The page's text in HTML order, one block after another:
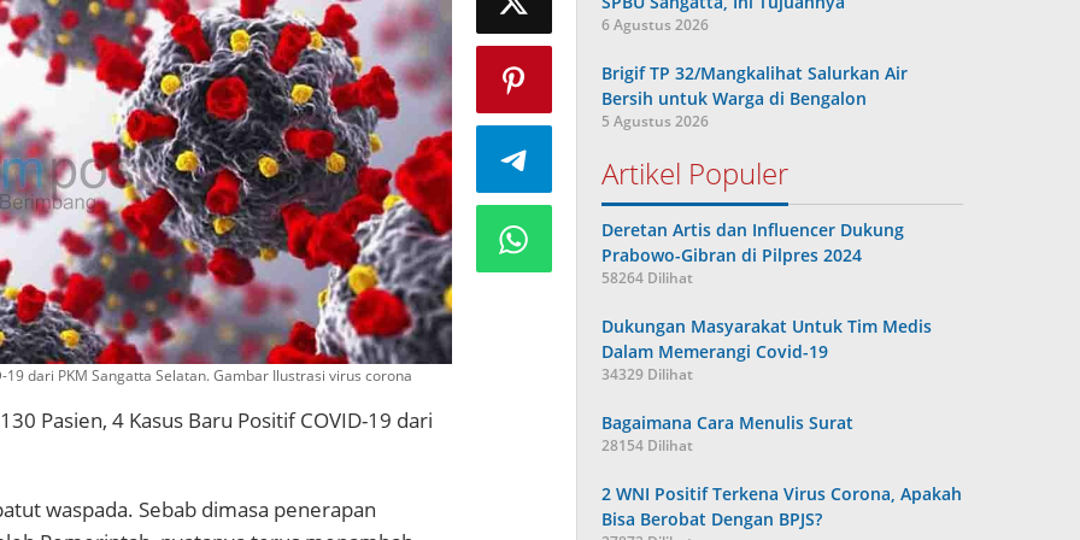
dari PKM Sangatta Selatan. Gambar Ilustrasi virus corona
Pasien, 4 Kasus Baru Positif COVID-19 dari
waspada. Sebab dimasa penerapan
6 Agustus 2026
Brigif TP 32/Mangkalihat Salurkan Air
Bersih untuk Warga di Bengalon
5 Agustus 2026
Artikel Populer
Deretan Artis dan Influencer Dukung
Prabowo-Gibran di Pilpres 2024
58264 Dilihat
Dukungan Masyarakat Untuk Tim Medis
Dalam Memerangi Covid-19
34329 Dilihat
Bagaimana Cara Menulis Surat
28154 Dilihat
2 WNI Positif Terkena Virus Corona, Apakah
Bisa Berobat Dengan BPJS?